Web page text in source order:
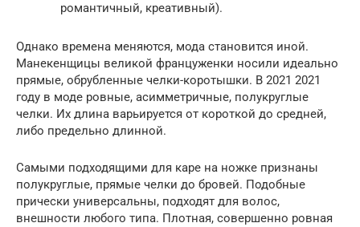
романтичный, креативный).
Однако времена меняются, мода становится иной.
Манекенщицы великой француженки носили идеально
прямые, обрубленные челки-коротышки. В 2021 2021
году в моде ровные, асимметричные, полукруглые
челки. Их длина варьируется от короткой до средней,
либо предельно длинной.
Самыми подходящими для каре на ножке признаны
полукруглые, прямые челки до бровей. Подобные
прически универсальны, подходят для волос,
внешности любого типа. Плотная, совершенно ровная